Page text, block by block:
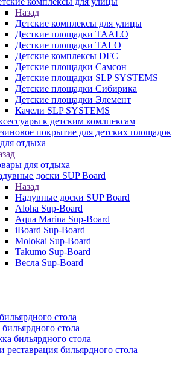
Назад
Детские комплексы для улицы
Десткие площадки TAALO
Десткие площадки TALO
Детские комплексы DFC
Детские площадки Самсон
Детские площадки SLP SYSTEMS
Детские площадки Сибирика
Детские площадки Элемент
Качели SLP SYSTEMS
к детским комлпексам
покрытие для детских площадок
отдыха
для отдыха
доски SUP Board
Назад
Надувные доски SUP Board
Aloha Sup-Board
Aqua Marina Sup-Board
iBoard Sup-Board
Molokai Sup-Board
Takumo Sup-Board
Весла Sup-Board
стола
стола
бильярдного стола
реставрация бильярдного стола